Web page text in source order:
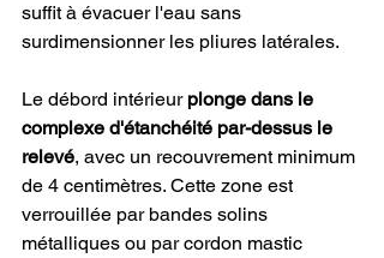
suffit à évacuer l'eau sans
surdimensionner les pliures latérales.
Le débord intérieur plonge dans le
complexe d'étanchéité par-dessus le
relevé, avec un recouvrement minimum
de 4 centimètres. Cette zone est
verrouillée par bandes solins
métalliques ou par cordon mastic